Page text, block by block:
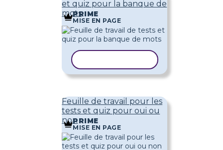
et quiz pour la banque de
motsPRIME
MISE EN PAGE
Feuille de travail pour les
tests et quiz pour oui ou
nonPRIME
MISE EN PAGE